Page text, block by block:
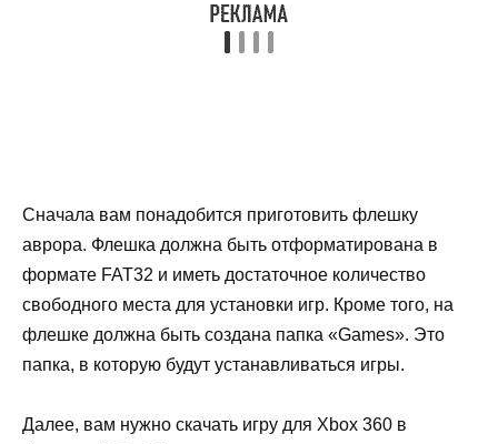
Сначала вам понадобится приготовить флешку
аврора. Флешка должна быть отформатирована в
формате FAT32 и иметь достаточное количество
свободного места для установки игр. Кроме того, на
флешке должна быть создана папка «Games». Это
папка, в которую будут устанавливаться игры.
Далее, вам нужно скачать игру для Xbox 360 в